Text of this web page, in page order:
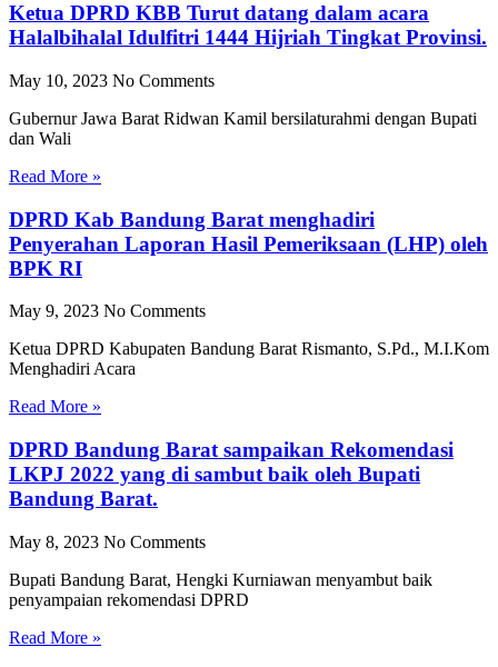
Ketua DPRD KBB Turut datang dalam acara
Halalbihalal Idulfitri 1444 Hijriah Tingkat Provinsi.
May 10, 2023 No Comments
Gubernur Jawa Barat Ridwan Kamil bersilaturahmi dengan Bupati
dan Wali
Read More »
DPRD Kab Bandung Barat menghadiri
Penyerahan Laporan Hasil Pemeriksaan (LHP) oleh
BPK RI
May 9, 2023 No Comments
Ketua DPRD Kabupaten Bandung Barat Rismanto, S.Pd., M.I.Kom
Menghadiri Acara
Read More »
DPRD Bandung Barat sampaikan Rekomendasi
LKPJ 2022 yang di sambut baik oleh Bupati
Bandung Barat.
May 8, 2023 No Comments
Bupati Bandung Barat, Hengki Kurniawan menyambut baik
penyampaian rekomendasi DPRD
Read More »